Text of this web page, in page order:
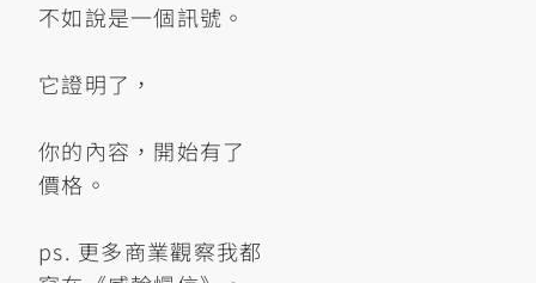
不如說是一個訊號。
它證明了，
你的內容，開始有了
價格。
ps. 更多商業觀察我都